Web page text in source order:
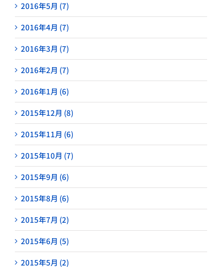
2016年5月 (7)
2016年4月 (7)
2016年3月 (7)
2016年2月 (7)
2016年1月 (6)
2015年12月 (8)
2015年11月 (6)
2015年10月 (7)
2015年9月 (6)
2015年8月 (6)
2015年7月 (2)
2015年6月 (5)
2015年5月 (2)